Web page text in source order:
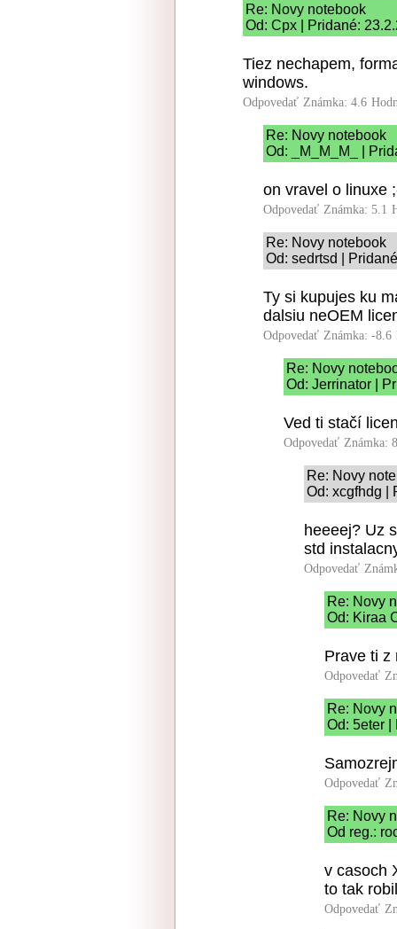
Re: Novy notebook
Od: Cpx | Pridané:
Tiez nechapem,
windows.
Odpovedať Známka: 4.6
Re: Novy notebook
Od: _M_M_M_ |
on vravel o linuxe
Odpovedať Známka: 5.1
Re: Novy notebook
Od: sedrtsd |
Ty si kupujes ku
dalsiu neOEM
Odpovedať Známka: -8.6
Re: Novy
Od: Jerrinator |
Ved ti stačí
Odpovedať Známka:
Re: Novy
Od: xcgfhdg |
heeeej? Uz
std
Odpovedať
Re: Novy
Od: Kiraa
Prave ti z
Odpovedať
Re: Novy
Od: 5eter |
Odpovedať
Re: Novy
Od reg.:
v casoch
to tak
Odpovedať